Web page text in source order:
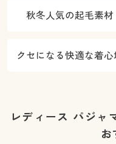
秋冬人気の起毛素材
クセになる快適な着心
レディース パジャ
お